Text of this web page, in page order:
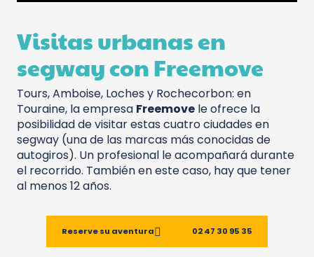
Visitas urbanas en
segway con Freemove
Tours, Amboise, Loches y Rochecorbon: en
Touraine, la empresa Freemove le ofrece la
posibilidad de visitar estas cuatro ciudades en
segway (una de las marcas más conocidas de
autogiros). Un profesional le acompañará durante
el recorrido. También en este caso, hay que tener
al menos 12 años.
Reserve su aventura 02 47 30 95 35